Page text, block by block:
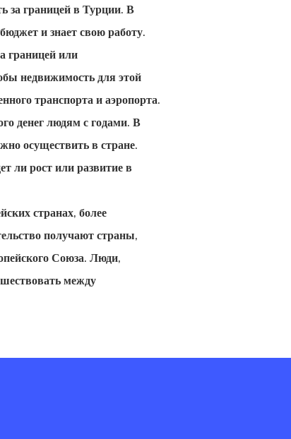
за границей в Турции. В
и знает свою работу.
границей или
недвижимость для этой
транспорта и аэропорта.
денег людям с годами. В
осуществить в стране.
ли рост или развитие в
странах, более
получают страны,
Союза. Люди,
между